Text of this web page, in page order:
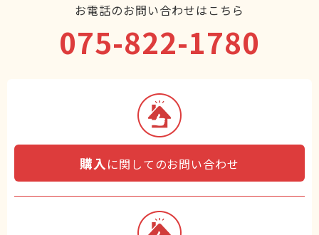
お電話のお問い合わせはこちら
075-822-1780
購入 に関してのお問い合わせ